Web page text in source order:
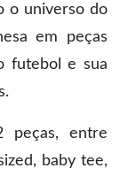
o universo do
em peças
futebol e sua
peças, entre
baby tee,